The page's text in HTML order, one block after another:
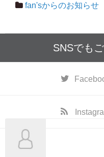
fan'sからのお知らせ
SNSでも